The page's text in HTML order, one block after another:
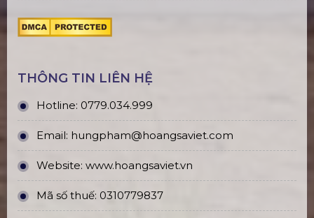
THÔNG TIN LIÊN HỆ
Hotline: 0779.034.999
Email: hungpham@hoangsaviet.com
Website: www.hoangsaviet.vn
Mã số thuế: 0310779837